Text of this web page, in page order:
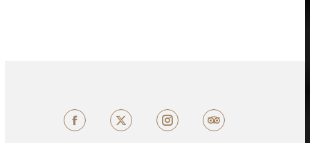
FacebookX TripAdvisor